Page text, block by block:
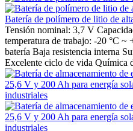
Batería de polímero de litio de
Tensión nominal: 3,7 V
temperatura de trabajo: -20 °C ~
batería Baja resistencia interna
Excelente ciclo de vida Química